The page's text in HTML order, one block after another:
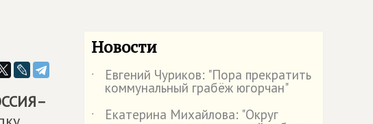
Новости
˙ Евгений Чуриков: "Пора прекратить
коммунальный грабёж югорчан"
˙
Екатерина Михайлова: "Округ